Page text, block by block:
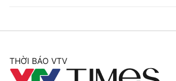
THỜI BÁO VTV